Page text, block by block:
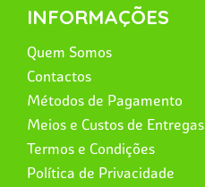
INFORMAÇÕES
Quem Somos
Contactos
Métodos de Pagamento
Meios e Custos de Entregas
Termos e Condições
Política de Privacidade